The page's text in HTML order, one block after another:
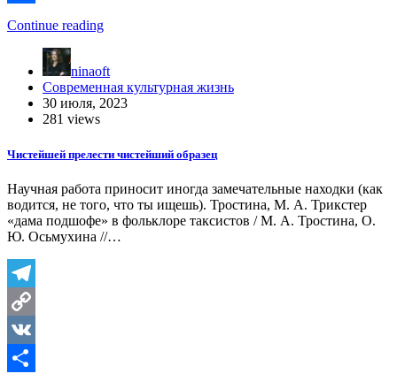
Отправить
Continue reading
ninaoft
Современная культурная жизнь
30 июля, 2023
281 views
Чистейшей прелести чистейший образец
Научная работа приносит иногда замечательные находки (как
водится, не того, что ты ищешь). Тростина, М. А. Трикстер
«дама подшофе» в фольклоре таксистов / М. А. Тростина, О.
Ю. Осьмухина //…
Telegram
Copy
Link
VK
Отправить